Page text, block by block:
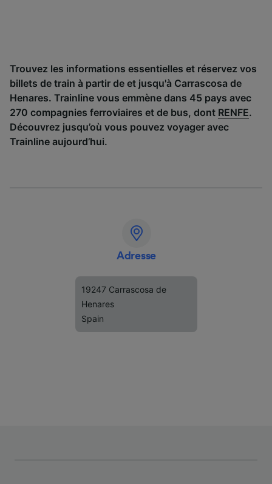
Trouvez les informations essentielles et réservez vos
billets de train à partir de et jusqu'à Carrascosa de
Henares. Trainline vous emmène dans 45 pays avec
270 compagnies ferroviaires et de bus, dont RENFE.
Découvrez jusqu’où vous pouvez voyager avec
Trainline aujourd’hui.
Adresse
19247 Carrascosa de
Henares
Spain